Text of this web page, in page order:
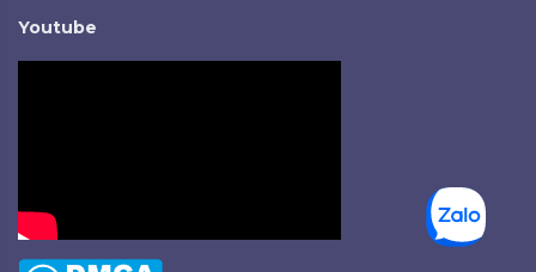
Youtube